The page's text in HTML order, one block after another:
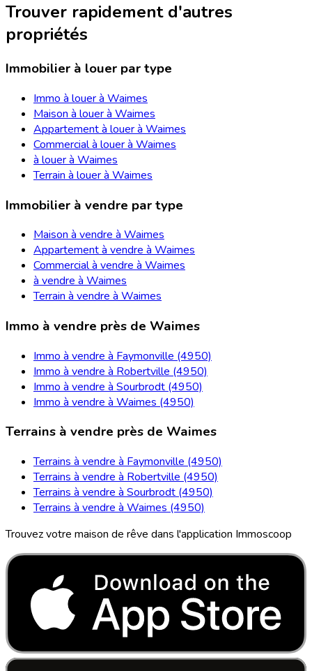
Trouver rapidement d'autres
propriétés
Immobilier à louer par type
Immo à louer à Waimes
Maison à louer à Waimes
Appartement à louer à Waimes
Commercial à louer à Waimes
à louer à Waimes
Terrain à louer à Waimes
Immobilier à vendre par type
Maison à vendre à Waimes
Appartement à vendre à Waimes
Commercial à vendre à Waimes
à vendre à Waimes
Terrain à vendre à Waimes
Immo à vendre près de Waimes
Immo à vendre à Faymonville (4950)
Immo à vendre à Robertville (4950)
Immo à vendre à Sourbrodt (4950)
Immo à vendre à Waimes (4950)
Terrains à vendre près de Waimes
Terrains à vendre à Faymonville (4950)
Terrains à vendre à Robertville (4950)
Terrains à vendre à Sourbrodt (4950)
Terrains à vendre à Waimes (4950)
Trouvez votre maison de rêve dans l'application Immoscoop